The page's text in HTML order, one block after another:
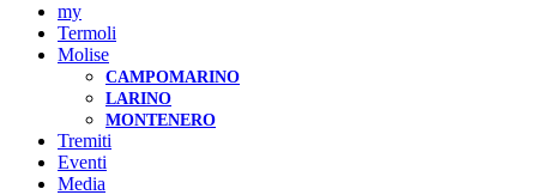
my
Termoli
Molise
CAMPOMARINO
LARINO
MONTENERO
Tremiti
Eventi
Media